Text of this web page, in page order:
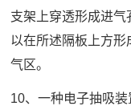
支架上穿透形成进气
以在所述隔板上方
气区。
10、一种电子抽吸